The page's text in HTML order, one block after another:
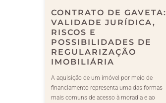
CONTRATO DE GAVETA:
VALIDADE JURÍDICA,
RISCOS E
POSSIBILIDADES DE
REGULARIZAÇÃO
IMOBILIÁRIA
A aquisição de um imóvel por meio de
financiamento representa uma das formas
mais comuns de acesso à moradia e ao